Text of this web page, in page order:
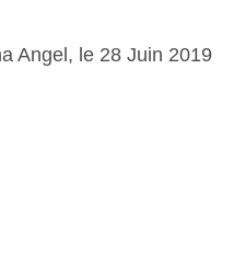
Angel, le 28 Juin 2019